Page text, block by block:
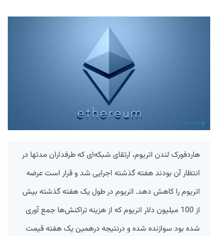
هاردفورک لندن اتریوم، ارتقای شبکه‌ای که طرفداران مدتها در
انتظار آن بودند هفته گذشته اجرایی شد و قرار است عرضه
اتریوم را کاهش دهد. اتریوم در طول یک هفته گذشته بیش
از 100 میلیون دلار اتریوم که از هزینه تراکنش‌ها جمع آوری
شده بود سوازنده شده و درنتیجه درهمین یک هفته قیمت